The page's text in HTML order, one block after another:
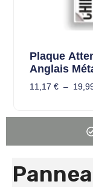
Plaque
Anglais
11,17 € –